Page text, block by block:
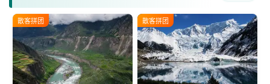
散客拼团 散客拼团